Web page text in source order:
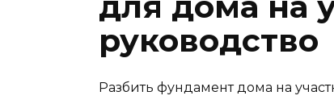
руководство
Разбить фундамент дома на